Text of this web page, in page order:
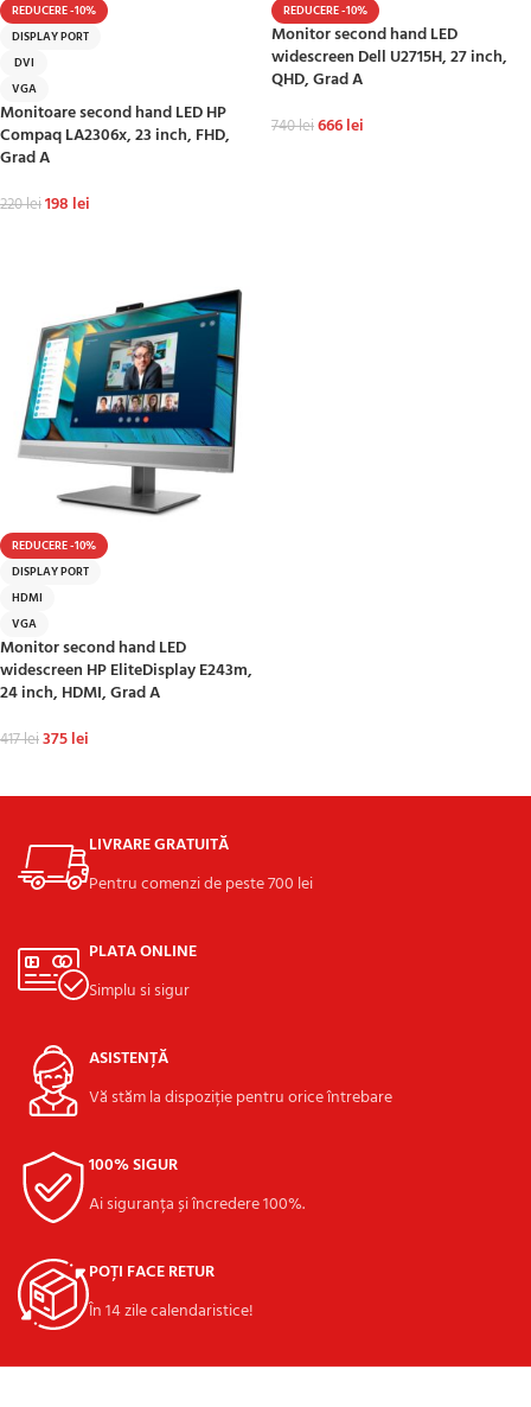
REDUCERE -10%
DISPLAY PORT
DVI
VGA
Monitoare second hand LED HP
Compaq LA2306x, 23 inch, FHD,
Grad A
220lei198 lei
REDUCERE -10%
Monitor second hand LED
widescreen Dell U2715H, 27 inch,
QHD, Grad A
740lei666lei
REDUCERE -10%
DISPLAY PORT
HDMI
VGA
Monitor second hand LED
widescreen HP EliteDisplay E243m,
24 inch, HDMI, Grad A
417lei375lei
LIVRARE GRATUITĂ
Pentru comenzi de peste 700 lei
PLATA ONLINE
Simplu si sigur
ASISTENȚĂ
Vă stăm la dispoziție pentru orice întrebare
100% SIGUR
Ai siguranța și încredere 100%.
POȚI FACE RETUR
În 14 zile calendaristice!